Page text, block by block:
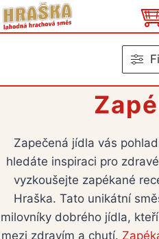
Přeskočit
na
Zapečená jídla vás
hledáte inspiraci pro
vyzkoušejte zapékané
Hraška. Tato unikátní
milovníky dobrého jídla,
mezi zdravím a chutí.